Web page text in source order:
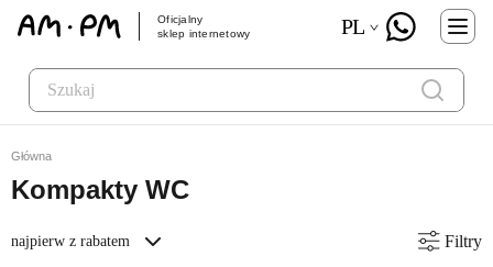
Oficjalny
sklep internetowy
PL
Główna
Kompakty WC
najpierw z rabatem Filtry